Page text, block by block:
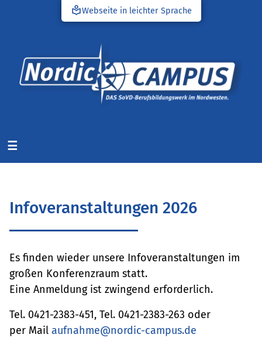
local_libraryWebseite in leichter Sprache
☰
Infoveranstaltungen 2026
Es finden wieder unsere Infoveranstaltungen im
großen Konferenzraum statt.
Eine Anmeldung ist zwingend erforderlich.
Tel. 0421-2383-451, Tel. 0421-2383-263 oder
per Mail aufnahme@nordic-campus.de